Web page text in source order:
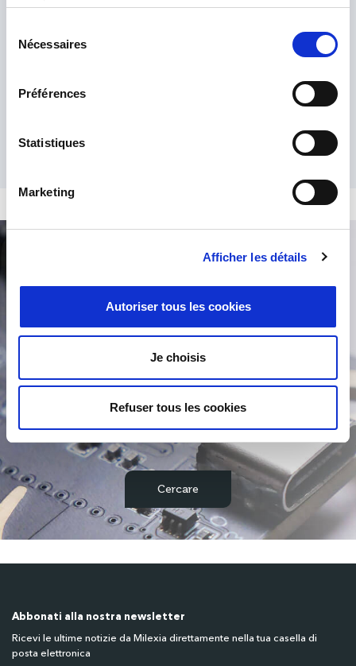
services.
Nécessaires
Préférences
Statistiques
Marketing
Afficher les détails
Autoriser tous les cookies
Je choisis
Refuser tous les cookies
Ricerca prodotto
/
Abbonati alla nostra newsletter
Ricevi le ultime notizie da Milexia direttamente nella tua casella di
posta elettronica